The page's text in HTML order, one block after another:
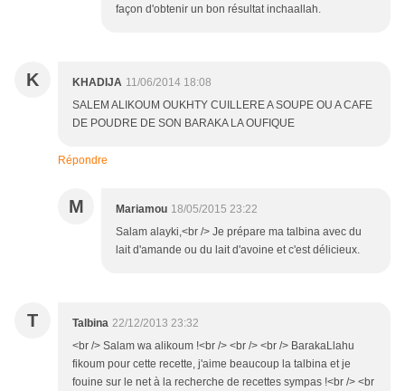
façon d'obtenir un bon résultat inchaallah.
K KHADIJA 11/06/2014 18:08
SALEM ALIKOUM OUKHTY CUILLERE A SOUPE OU A CAFE
DE POUDRE DE SON BARAKA LA OUFIQUE
Répondre
M Mariamou 18/05/2015 23:22
Salam alayki,<br /> Je prépare ma talbina avec du
lait d'amande ou du lait d'avoine et c'est délicieux.
T Talbina 22/12/2013 23:32
<br /> Salam wa alikoum !<br /> <br /> <br /> BarakaLlahu
fikoum pour cette recette, j'aime beaucoup la talbina et je
fouine sur le net à la recherche de recettes sympas !<br /> <br